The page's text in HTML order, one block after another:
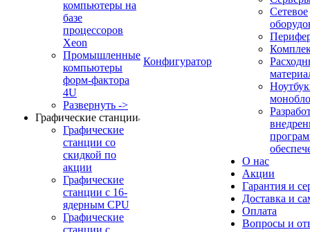
компьютеры на
базе
процессоров
Xeon
Промышленные
компьютеры
форм-фактора
4U
Развернуть ->
Графические станции
Графические
станции со
скидкой по
акции
Графические
станции с 16-
ядерным CPU
Графические
станции с
Конфигуратор
Сетевое
О нас
Акции
Гарантия и
Доставка и
Оплата
Вопросы и